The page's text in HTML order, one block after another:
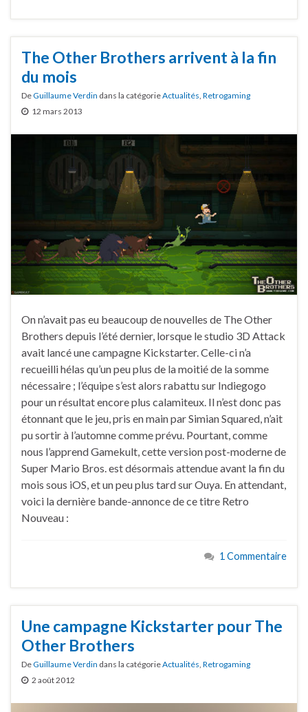
The Other Brothers arrivent à la fin
du mois
DeGuillaume Verdin dans la catégorieActualités Retrogaming
12 mars 2013
On n’avait pas eu beaucoup de nouvelles de The Other
Brothers depuis l’été dernier, lorsque le studio 3D Attack
avait lancé une campagne Kickstarter. Celle-ci n’a
recueilli hélas qu’un peu plus de la moitié de la somme
nécessaire ; l’équipe s’est alors rabattu sur Indiegogo
pour un résultat encore plus calamiteux. Il n’est donc pas
étonnant que le jeu, pris en main par Simian Squared, n’ait
pu sortir à l’automne comme prévu. Pourtant, comme
nous l’apprend Gamekult, cette version post-moderne de
Super Mario Bros. est désormais attendue avant la fin du
mois sous iOS, et un peu plus tard sur Ouya. En attendant,
voici la dernière bande-annonce de ce titre Retro
Nouveau :
1 Commentaire
Une campagne Kickstarter pour The
Other Brothers
DeGuillaume Verdin dans la catégorieActualités, Retrogaming
2 août 2012